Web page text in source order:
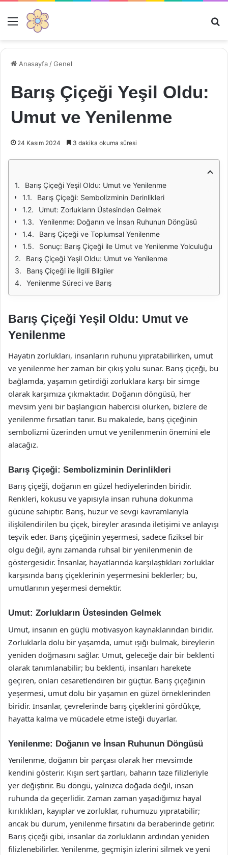
Menü
Anasayfa /Genel
Barış Çiçeği Yeşil Oldu:
Umut ve Yenilenme
24 Kasım 2024 3 dakika okuma süresi
Barış Çiçeği Yeşil Oldu: Umut ve Yenilenme
Barış Çiçeği: Sembolizminin Derinlikleri
Umut: Zorlukların Üstesinden Gelmek
Yenilenme: Doğanın ve İnsan Ruhunun Döngüsü
Barış Çiçeği ve Toplumsal Yenilenme
Sonuç: Barış Çiçeği ile Umut ve Yenilenme Yolculuğu
Barış Çiçeği Yeşil Oldu: Umut ve Yenilenme
Barış Çiçeği ile İlgili Bilgiler
Yenilenme Süreci ve Barış
Barış Çiçeği Yeşil Oldu: Umut ve
Yenilenme
Hayatın zorlukları, insanların ruhunu yıpratabilirken, umut
ve yenilenme her zaman bir çıkış yolu sunar. Barış çiçeği, bu
bağlamda, yaşamın getirdiği zorluklara karşı bir simge
olarak karşımıza çıkmaktadır. Doğanın döngüsü, her
mevsim yeni bir başlangıcın habercisi olurken, bizlere de
yenilenme fırsatları tanır. Bu makalede, barış çiçeğinin
sembolizmi üzerinden umut ve yenilenmenin önemini ele
alacağız.
Barış Çiçeği: Sembolizminin Derinlikleri
Barış çiçeği, doğanın en güzel hediyelerinden biridir.
Renkleri, kokusu ve yapısıyla insan ruhuna dokunma
gücüne sahiptir. Barış, huzur ve sevgi kavramlarıyla
ilişkilendirilen bu çiçek, bireyler arasında iletişimi ve anlayışı
teşvik eder. Barış çiçeğinin yeşermesi, sadece fiziksel bir
olgu değil, aynı zamanda ruhsal bir yenilenmenin de
göstergesidir. İnsanlar, hayatlarında karşılaştıkları zorluklar
karşısında barış çiçeklerinin yeşermesini beklerler; bu,
umutlarının yeşermesi demektir.
Umut: Zorlukların Üstesinden Gelmek
Umut, insanın en güçlü motivasyon kaynaklarından biridir.
Zorluklarla dolu bir yaşamda, umut ışığı bulmak, bireylerin
yeniden doğmasını sağlar. Umut, geleceğe dair bir beklenti
olarak tanımlanabilir; bu beklenti, insanları harekete
geçiren, onları cesaretlendiren bir güçtür. Barış çiçeğinin
yeşermesi, umut dolu bir yaşamın en güzel örneklerinden
biridir. İnsanlar, çevrelerinde barış çiçeklerini gördükçe,
hayatta kalma ve mücadele etme isteği duyarlar.
Yenilenme: Doğanın ve İnsan Ruhunun Döngüsü
Yenilenme, doğanın bir parçası olarak her mevsimde
kendini gösterir. Kışın sert şartları, baharın taze filizleriyle
yer değiştirir. Bu döngü, yalnızca doğada değil, insan
ruhunda da geçerlidir. Zaman zaman yaşadığımız hayal
kırıklıkları, kayıplar ve zorluklar, ruhumuzu yıpratabilir;
ancak bu durum, yenilenme fırsatını da beraberinde getirir.
Barış çiçeği gibi, insanlar da zorlukların ardından yeniden
filizlenebilirler. Yenilenme, geçmişin izlerini silmek ve yeni